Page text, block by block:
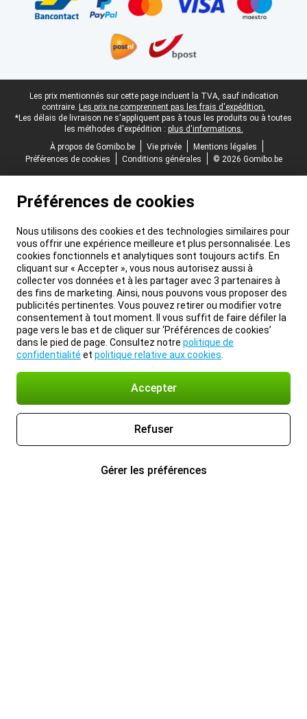
Pied-de-page légal
Les prix mentionnés sur cette page incluent la TVA, sauf indication
contraire. Les prix ne comprennent pas les frais d'expédition.
*Les délais de livraison ne s'appliquent pas à tous les produits ou à toutes
les méthodes d'expédition : plus d'informations.
À propos de Gomibo.be
Vie privée
Mentions légales
Préférences de cookies
Conditions générales © 2026 Gomibo.be
Préférences de cookies
Nous utilisons des cookies et des technologies similaires pour
vous offrir une expérience meilleure et plus personnalisée. Les
cookies fonctionnels et analytiques sont toujours actifs. En
cliquant sur « Accepter », vous nous autorisez aussi à
collecter vos données et à les partager avec 3 partenaires à
des fins de marketing. Ainsi, nous pouvons vous proposer des
publicités pertinentes. Vous pouvez retirer ou modifier votre
consentement à tout moment. Il vous suffit de faire défiler la
page vers le bas et de cliquer sur ‘Préférences de cookies’
dans le pied de page. Consultez notre politique de
confidentialité et politique relative aux cookies
Accepter
Refuser
Gérer les préférences